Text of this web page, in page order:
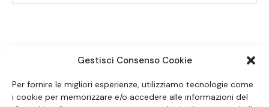
Gestisci Consenso Cookie
Per fornire le migliori esperienze, utilizziamo tecnologie come
i cookie per memorizzare e/o accedere alle informazioni del
SEGUICI SUI SOCIAL